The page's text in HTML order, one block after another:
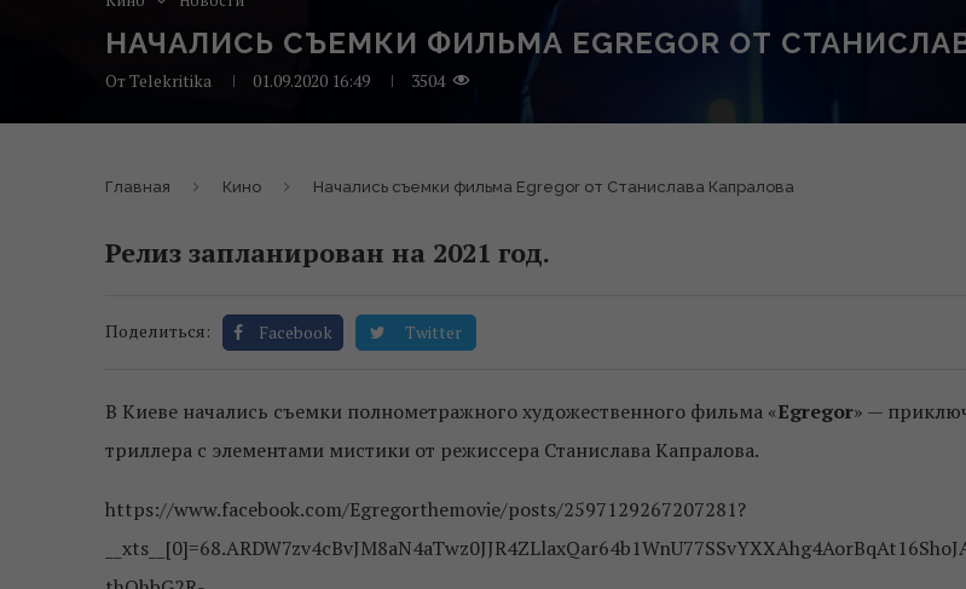
НАЧАЛИСЬ СЪЕМКИ ФИЛЬМА EGREGOR ОТ
ОтTelekritika 01.09.2020 16:49 3504
Главная Кино Начались съемки фильма Egregor от Станислава Капралова
Релиз запланирован на 2021 год.
Поделиться: Facebook Twitter
В Киеве начались съемки полнометражного художественного фильма «Egregor» —
триллера с элементами мистики от режиссера Станислава Капралова.
https://www.facebook.com/Egregorthemovie/posts/2597129267207281?